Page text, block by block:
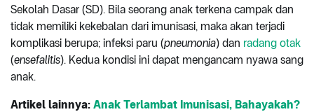
Sekolah Dasar (SD). Bila seorang anak terkena campak dan
tidak memiliki kekebalan dari imunisasi, maka akan terjadi
komplikasi berupa; infeksi paru (pneumonia) dan radang otak
(ensefalitis). Kedua kondisi ini dapat mengancam nyawa sang
anak.
Artikel lainnya: Anak Terlambat Imunisasi, Bahayakah?